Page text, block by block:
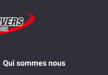
Qui sommes nous